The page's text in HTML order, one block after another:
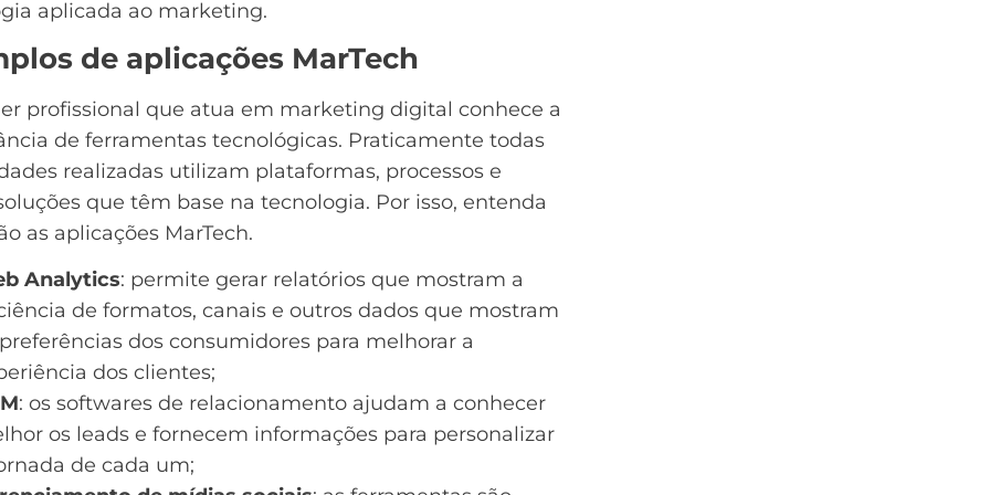
aplicada ao marketing.
de aplicações MarTech
profissional que atua em marketing digital conhece a
de ferramentas tecnológicas. Praticamente todas
realizadas utilizam plataformas, processos e
que têm base na tecnologia. Por isso, entenda
as aplicações MarTech.
Analytics: permite gerar relatórios que mostram a
de formatos, canais e outros dados que mostram
dos consumidores para melhorar a
dos clientes;
: os softwares de relacionamento ajudam a conhecer
os leads e fornecem informações para personalizar
de cada um;